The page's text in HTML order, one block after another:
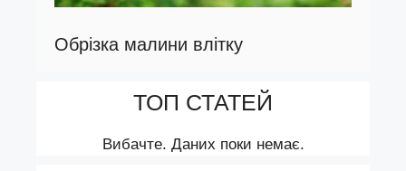
Обрізка малини влітку
ТОП СТАТЕЙ
Вибачте. Даних поки немає.